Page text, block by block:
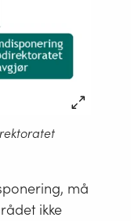
må
ikke